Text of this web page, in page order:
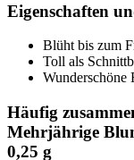
Eigenschaften
Blüht bis zum
Toll als
Wunderschöne
Häufig
Mehrjährige
0,25 g